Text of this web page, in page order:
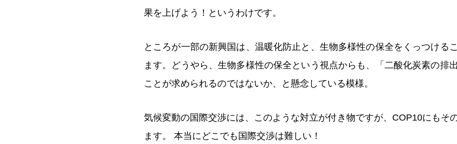
果を上げよう！というわけです。
ところが一部の新興国は、温暖化防止と、生物多様性の保全をくっつける
ます。どうやら、生物多様性の保全という視点からも、「二酸化炭素の排
ことが求められるのではないか、と懸念している模様。
気候変動の国際交渉には、このような対立が付き物ですが、COP10にもそ
ます。 本当にどこでも国際交渉は難しい！